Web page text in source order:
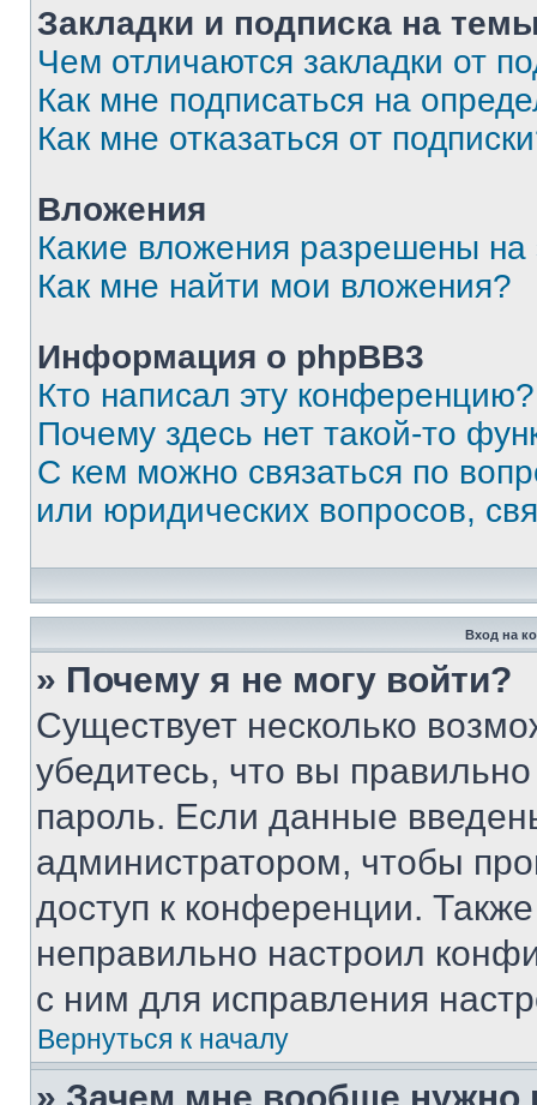
Закладки и подписка на
Чем отличаются закладки от
Как мне подписаться на
Как мне отказаться от
Вложения
Какие вложения разрешены
Как мне найти мои вложения?
Информация о phpBB3
Кто написал эту конференцию?
Почему здесь нет такой-то
С кем можно связаться по
или юридических вопросов,
Вход на
» Почему я не могу войти?
Существует несколько
убедитесь, что вы
пароль. Если данные
администратором, чтобы
доступ к конференции.
неправильно настроил
с ним для исправления
Вернуться к началу